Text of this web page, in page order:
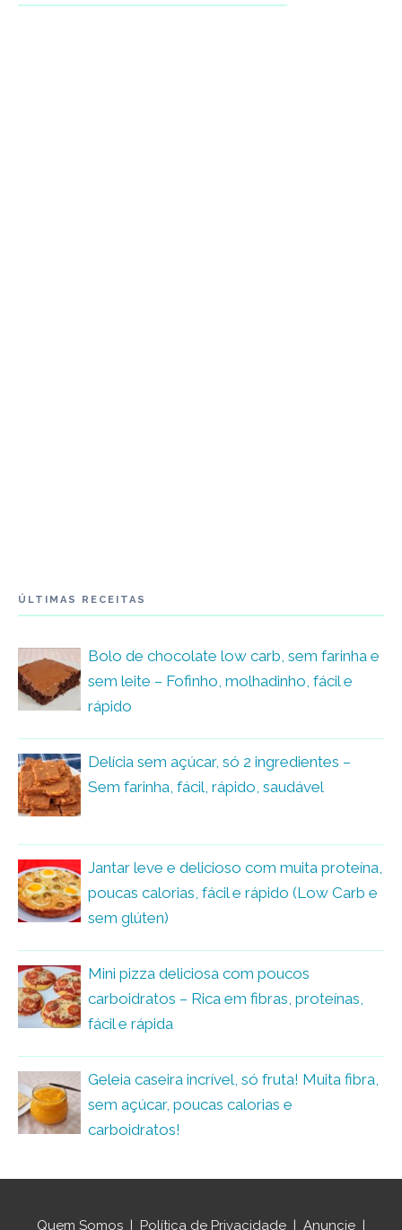
ÚLTIMAS RECEITAS
Bolo de chocolate low carb, sem farinha e
sem leite – Fofinho, molhadinho, fácil e
rápido
Delícia sem açúcar, só 2 ingredientes –
Sem farinha, fácil, rápido, saudável
Jantar leve e delicioso com muita proteína,
poucas calorias, fácil e rápido (Low Carb e
sem glúten)
Mini pizza deliciosa com poucos
carboidratos – Rica em fibras, proteínas,
fácil e rápida
Geleia caseira incrível, só fruta! Muita fibra,
sem açúcar, poucas calorias e
carboidratos!
Quem Somos | Política de Privacidade | Anuncie |